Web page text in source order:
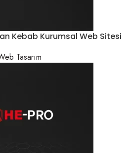
Kebab Kurumsal Web Sitesi
Tasarım